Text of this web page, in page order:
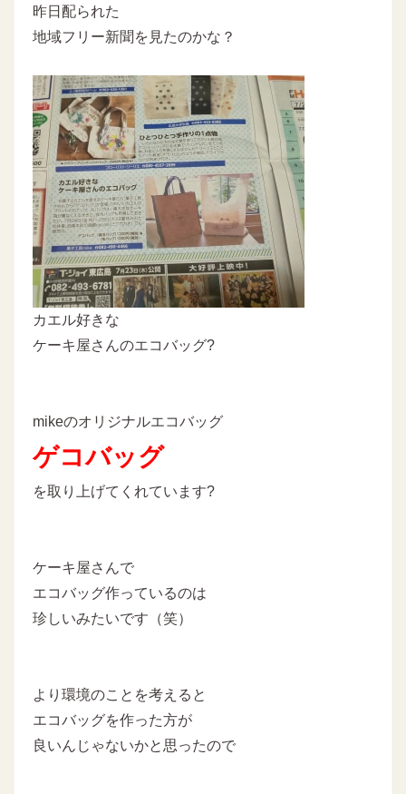
昨日配られた
地域フリー新聞を見たのかな？
カエル好きな
ケーキ屋さんのエコバッグ?
mikeのオリジナルエコバッグ
ゲコバッグ
を取り上げてくれています?
ケーキ屋さんで
エコバッグ作っているのは
珍しいみたいです（笑）
より環境のことを考えると
エコバッグを作った方が
良いんじゃないかと思ったので